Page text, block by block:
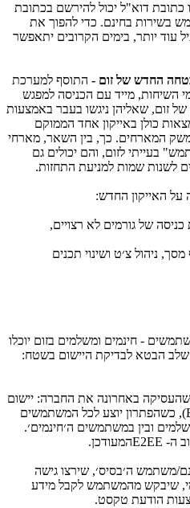
כתובת דוא"ל יכול להירשם בכתובת
בשירות בחינם. כדי להפוך את
עוד יותר, בימים הקרובים יתאפשר
החדש של זום - התוסף למערכת
השיחות, מייד עם הכניסה למפגש
זום, שאליהן ניגשו בעבר באמצעות
כולן באייקון אחד הממוקם
המארחים. כך, בין השאר, מארחי
בעייתי לזום, והם יכולים גם
לשנות שמות למניעת התחזות.
על האייקון החדש:
של גורמים לא רצויים,
ניהול צ׳ט ושינוי תכנים
- חינמים ומשלמים בזום יוכלו
הבטא לבדיקת היישום בשטח:
באחרונה את החברה: יישום
), כשהפתרון יוצע לכל המשתמשים
ובין במשתמשים ה׳חינמים׳.
ה- E2EEהמעודכן.
משתמש ה׳בסיס׳, שירצו גישה
שיבקש מהמשתמש לקבל מידע
הודעת טקסט.